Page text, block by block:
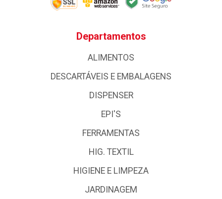
Departamentos
ALIMENTOS
DESCARTÁVEIS E EMBALAGENS
DISPENSER
EPI'S
FERRAMENTAS
HIG. TEXTIL
HIGIENE E LIMPEZA
JARDINAGEM